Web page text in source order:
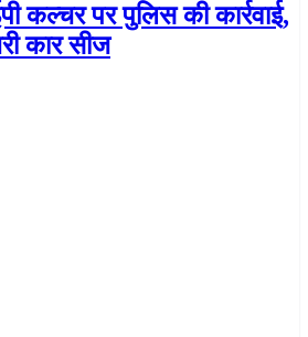
कल्चर पर पुलिस की कार्रवाई,
कार सीज